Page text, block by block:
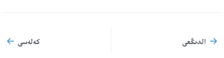
الدىڭعى كەلەسى